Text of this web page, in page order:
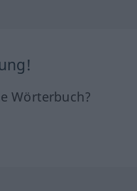
Wörterbuch?